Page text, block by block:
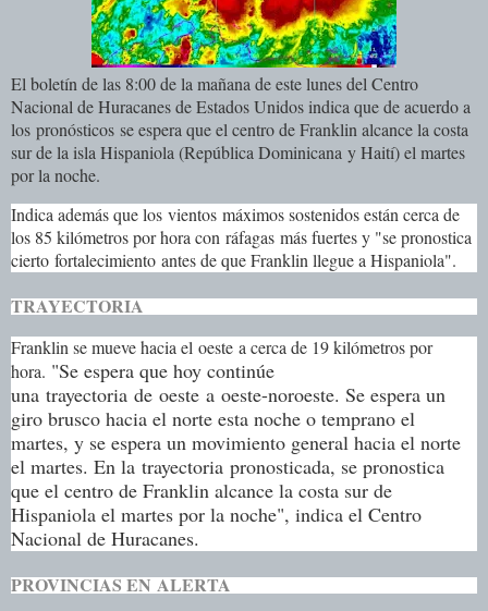
El boletín de las 8:00 de la mañana de este lunes del Centro
Nacional de Huracanes de Estados Unidos indica que de acuerdo a
los pronósticos se espera que el centro de Franklin alcance la costa
sur de la isla Hispaniola (República Dominicana y Haití) el martes
por la noche.
Indica además que los vientos máximos sostenidos están cerca de
los 85 kilómetros por hora con ráfagas más fuertes y "se pronostica
cierto fortalecimiento antes de que Franklin llegue a Hispaniola".
TRAYECTORIA
Franklin se mueve hacia el oeste a cerca de 19 kilómetros por
hora. "Se espera que hoy continúe
una trayectoria de oeste a oeste-noroeste. Se espera un
giro brusco hacia el norte esta noche o temprano el
martes, y se espera un movimiento general hacia el norte
el martes. En la trayectoria pronosticada, se pronostica
que el centro de Franklin alcance la costa sur de
Hispaniola el martes por la noche", indica el Centro
Nacional de Huracanes.
PROVINCIAS ENALERTA